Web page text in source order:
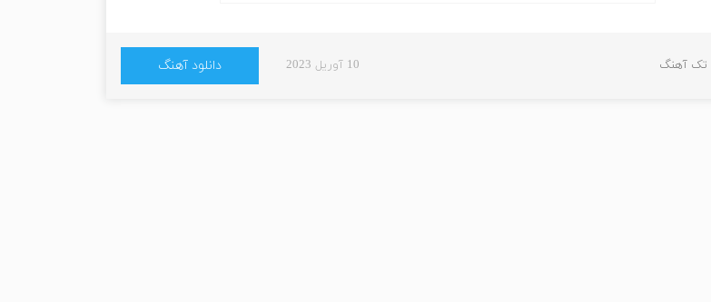
تک آهنگ 10 آوریل 2023 دانلود آهنگ